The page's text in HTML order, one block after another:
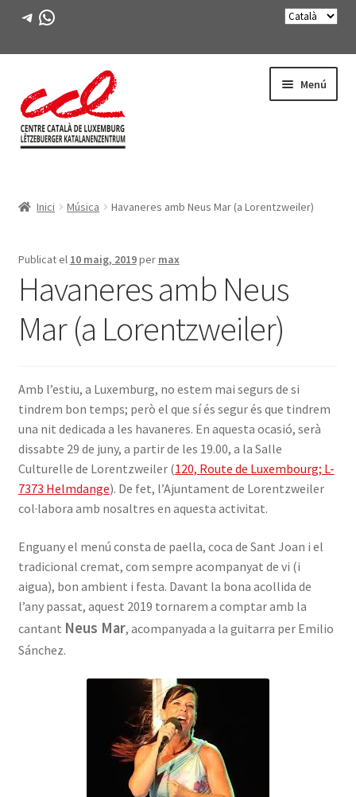
Telegram
WhatsApp
navegació
al
contingut
Menú
menú
ACTIVITATS
CURSOS
FES-TE SOCI
LLIBRE
INICIA SESSIÓ
Inici Música Havaneres amb Neus Mar (a Lorentzweiler)
Publicat el 10 maig, 2019per max
Havaneres amb Neus
Mar (a Lorentzweiler)
Amb l’estiu, a Luxemburg, no estem mai segurs de si
tindrem bon temps; però el que sí és segur és que tindrem
una nit dedicada a les havaneres. En aquesta ocasió, serà
dissabte 29 de juny, a partir de les 19.00, a la Salle
Culturelle de Lorentzweiler (120, Route de Luxembourg; L-
7373 Helmdange). De fet, l’Ajuntament de Lorentzweiler
col·labora amb nosaltres en aquesta activitat.
Enguany el menú consta de paella, coca de Sant Joan i el
tradicional cremat, com sempre acompanyat de vi (i
aigua), bon ambient i festa. Davant la bona acollida de
l’any passat, aquest 2019 tornarem a comptar amb la
cantant Neus Mar, acompanyada a la guitarra per Emilio
Sánchez.